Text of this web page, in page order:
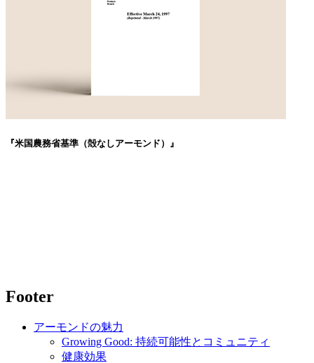
『米国農務省基準（殻なしアーモンド）』
Footer
アーモンドの魅力
Growing Good: 持続可能性とコミュニティ
健康効果